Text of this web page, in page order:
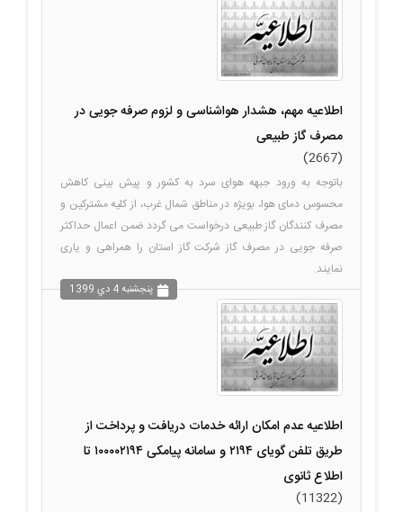
اطلاعیه مهم، هشدار هواشناسی و لزوم صرفه جویی در
مصرف گاز طبیعی
(2667)
باتوجه به ورود جبهه هوای سرد به کشور و پیش بینی کاهش
محسوس دمای هوا، بویژه در مناطق شمال غرب، از کلیه مشترکین و
مصرف کنندگان گاز طبیعی درخواست می گردد ضمن اعمال حداکثر
صرفه جویی در مصرف گاز شرکت گاز استان را همراهی و یاری
نمایند.
اطلاعیه عدم امکان ارائه خدمات دریافت و پرداخت از
طریق تلفن گویای ۲۱۹۴ و سامانه پیامکی ۱۰۰۰۰۲۱۹۴ تا
اطلاع ثانوی
(11322)
پنجشنبه 4 دي 1399